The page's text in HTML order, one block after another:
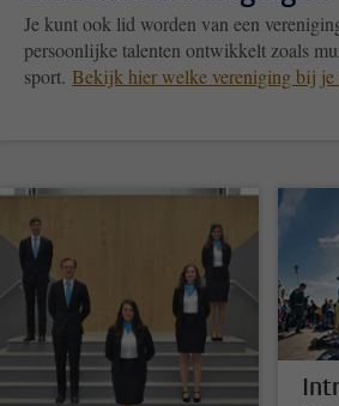
Je kunt ook lid worden van een
persoonlijke talenten ontwikkelt zoals
sport. Bekijk hier welke vereniging bij je